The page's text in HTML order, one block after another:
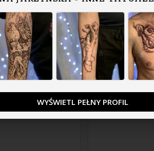
WYŚWIETL PEŁNY PROFIL